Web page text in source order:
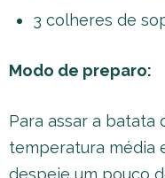
3 colheres de
Modo de preparo:
Para assar a batata
temperatura média
despeje um pouco